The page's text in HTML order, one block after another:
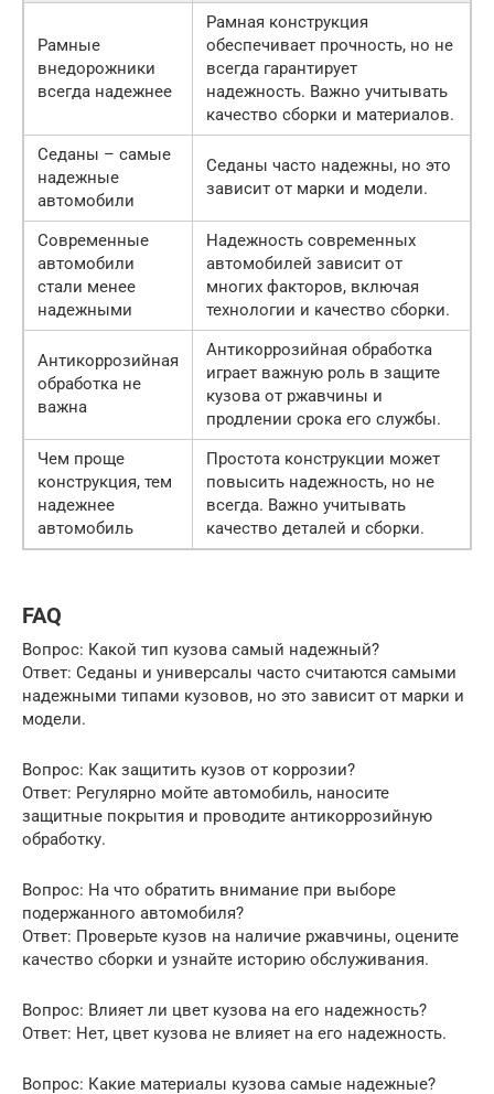
Рамные
внедорожники
всегда надежнее
Рамная конструкция
обеспечивает прочность, но не
всегда гарантирует
надежность. Важно учитывать
качество сборки и материалов.
Седаны – самые
надежные
автомобили
Седаны часто надежны, но это
зависит от марки и модели.
Современные
автомобили
стали менее
надежными
Надежность современных
автомобилей зависит от
многих факторов, включая
технологии и качество сборки.
Антикоррозийная
обработка не
важна
Антикоррозийная обработка
играет важную роль в защите
кузова от ржавчины и
продлении срока его службы.
Чем проще
конструкция, тем
надежнее
автомобиль
Простота конструкции может
повысить надежность, но не
всегда. Важно учитывать
качество деталей и сборки.
FAQ
Вопрос: Какой тип кузова самый надежный?
Ответ: Седаны и универсалы часто считаются самыми
надежными типами кузовов, но это зависит от марки и
модели.
Вопрос: Как защитить кузов от коррозии?
Ответ: Регулярно мойте автомобиль, наносите
защитные покрытия и проводите антикоррозийную
обработку.
Вопрос: На что обратить внимание при выборе
подержанного автомобиля?
Ответ: Проверьте кузов на наличие ржавчины, оцените
качество сборки и узнайте историю обслуживания.
Вопрос: Влияет ли цвет кузова на его надежность?
Ответ: Нет, цвет кузова не влияет на его надежность.
Вопрос: Какие материалы кузова самые надежные?